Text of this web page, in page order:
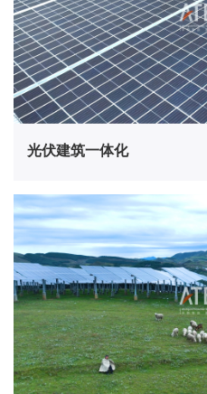
光伏建筑一体化